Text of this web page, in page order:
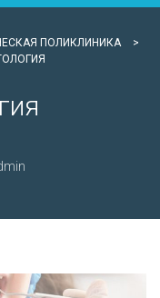
ПОЛИКЛИНИКА
>